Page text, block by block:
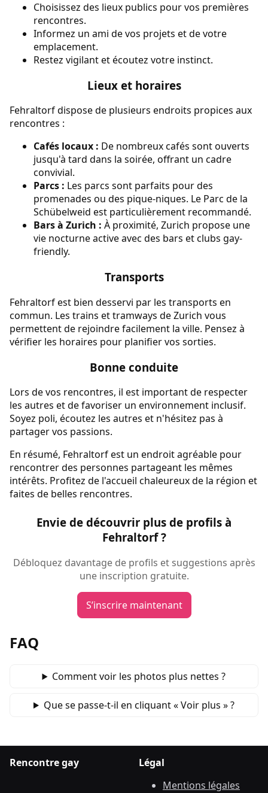
Choisissez des lieux publics pour vos premières
rencontres.
Informez un ami de vos projets et de votre
emplacement.
Restez vigilant et écoutez votre instinct.
Lieux et horaires
Fehraltorf dispose de plusieurs endroits propices aux
rencontres :
Cafés locaux : De nombreux cafés sont ouverts
jusqu'à tard dans la soirée, offrant un cadre
convivial.
Parcs : Les parcs sont parfaits pour des
promenades ou des pique-niques. Le Parc de la
Schübelweid est particulièrement recommandé.
Bars à Zurich : À proximité, Zurich propose une
vie nocturne active avec des bars et clubs gay-
friendly.
Transports
Fehraltorf est bien desservi par les transports en
commun. Les trains et tramways de Zurich vous
permettent de rejoindre facilement la ville. Pensez à
vérifier les horaires pour planifier vos sorties.
Bonne conduite
Lors de vos rencontres, il est important de respecter
les autres et de favoriser un environnement inclusif.
Soyez poli, écoutez les autres et n'hésitez pas à
partager vos passions.
En résumé, Fehraltorf est un endroit agréable pour
rencontrer des personnes partageant les mêmes
intérêts. Profitez de l'accueil chaleureux de la région et
faites de belles rencontres.
Envie de découvrir plus de profils à
Fehraltorf ?
Débloquez davantage de profils et suggestions après
une inscription gratuite.
S’inscrire maintenant
FAQ
Comment voir les photos plus nettes ?
Que se passe‑t‑il en cliquant « Voir plus » ?
Rencontre gay
Légal
Mentions légales